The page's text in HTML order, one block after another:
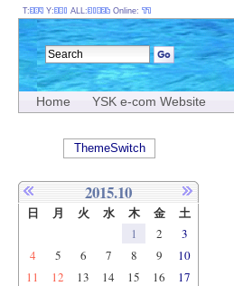
Home YSK e-com Website
T: Y: ALL: Online:
ThemeSwitch
2015.10
日 月 火 水 木 金 土
1 2
3
4
5 6 7 8 9
10
11
12 13 14 15 16
17